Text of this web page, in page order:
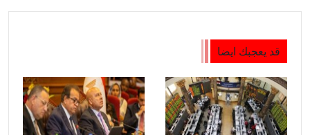
قد يعجبك ايضا